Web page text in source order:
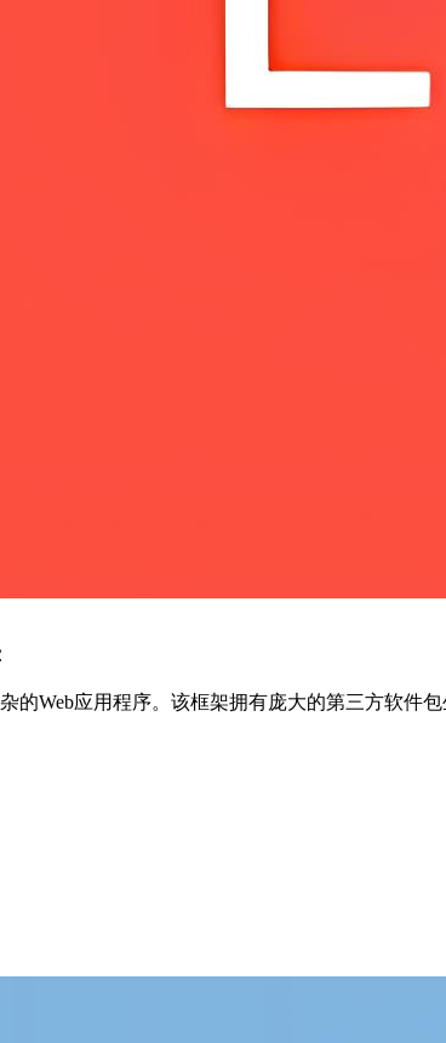
的Web应用程序。该框架拥有庞大的第三方软件